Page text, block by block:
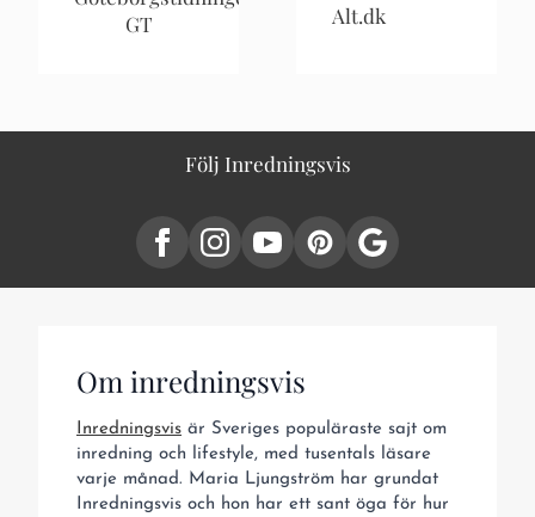
GT Alt.dk
Följ Inredningsvis
Om inredningsvis
Inredningsvis är Sveriges populäraste sajt om
inredning och lifestyle, med tusentals läsare
varje månad. Maria Ljungström har grundat
Inredningsvis och hon har ett sant öga för hur